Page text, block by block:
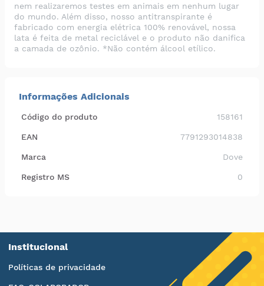
nem realizaremos testes em animais em nenhum lugar
do mundo. Além disso, nosso antitranspirante é
fabricado com energia elétrica 100% renovável, nossa
lata é feita de metal reciclável e o produto não danifica
a camada de ozônio. *Não contém álcool etílico.
Informações Adicionais
Código do produto 158161
EAN 7791293014838
Marca Dove
Registro MS 0
Institucional
Políticas de privacidade